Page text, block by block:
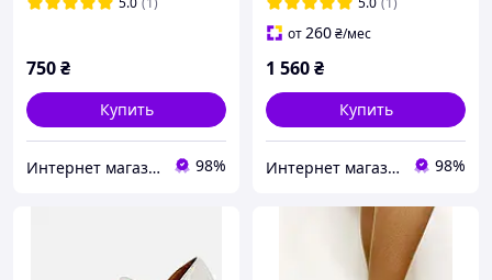
750₴
Купить
Интернет магазин "Ножки в одежке" 98%
от260₴/мес
1 560₴
Купить
Интернет магазин "Ножки в одежке" 98%